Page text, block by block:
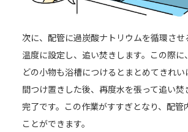
次に、配管に過炭酸ナトリウムを循環さ
温度に設定し、追い焚きします。この際
どの小物も浴槽につけるとまとめてきれ
間つけ置きした後、再度水を張って追い
完了です。この作業がすすぎとなり、配管
ことができます。